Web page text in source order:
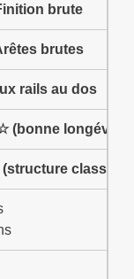
brute
brutes
rails au dos
longévité)
classique)